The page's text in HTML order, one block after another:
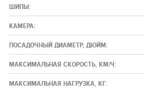
ШИПЫ:
КАМЕРА:
ПОСАДОЧНЫЙ ДИАМЕТР, ДЮЙМ:
МАКСИМАЛЬНАЯ СКОРОСТЬ, КМ/Ч:
МАКСИМАЛЬНАЯ НАГРУЗКА, КГ: